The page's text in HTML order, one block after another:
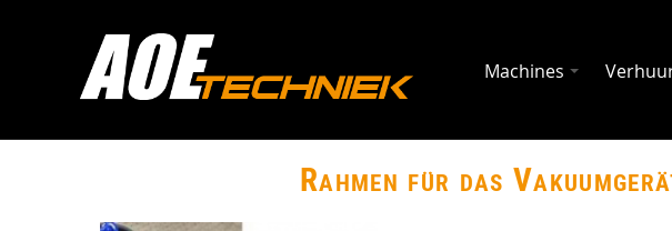
Machines
Rahmen für das